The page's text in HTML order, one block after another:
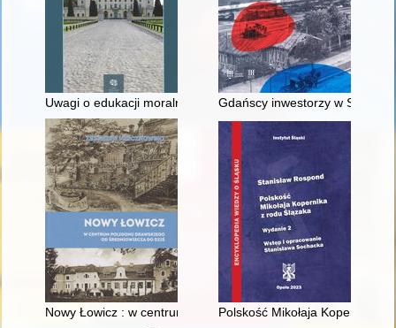
Uwagi o edukacji moralnej synów szlacheckich w XVI-
Gdańscy inwestorzy w
Nowy Łowicz : w centrum poligonu drawskiego od
Polskość Mikołaja Kopernika z